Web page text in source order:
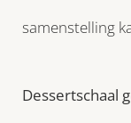
samenstelling
Dessertschaal